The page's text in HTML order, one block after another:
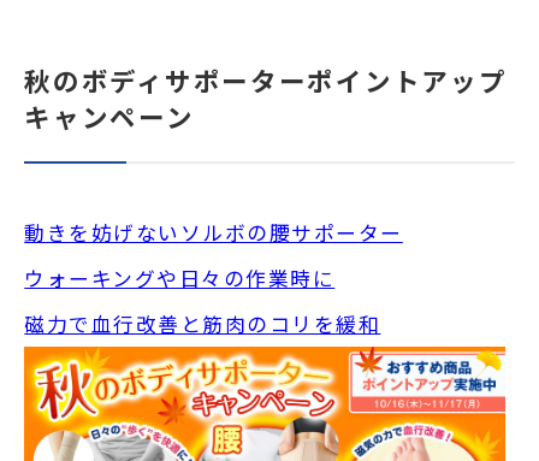
秋のボディサポーターポイントアップ
キャンペーン
動きを妨げないソルボの腰サポーター
ウォーキングや日々の作業時に
磁力で血行改善と筋肉のコリを緩和